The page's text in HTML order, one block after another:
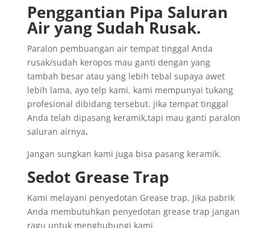
Penggantian Pipa Saluran
Air yang Sudah Rusak.
Paralon pembuangan air tempat tinggal Anda
rusak/sudah keropos mau ganti dengan yang
tambah besar atau yang lebih tebal supaya awet
lebih lama, ayo telp kami, kami mempunyai tukang
profesional dibidang tersebut. jika tempat tinggal
Anda telah dipasang keramik,tapi mau ganti paralon
saluran airnya.
Jangan sungkan kami juga bisa pasang keramik.
Sedot Grease Trap
Kami melayani penyedotan Grease trap, Jika pabrik
Anda membutuhkan penyedotan grease trap jangan
ragu untuk menghubungi kami.